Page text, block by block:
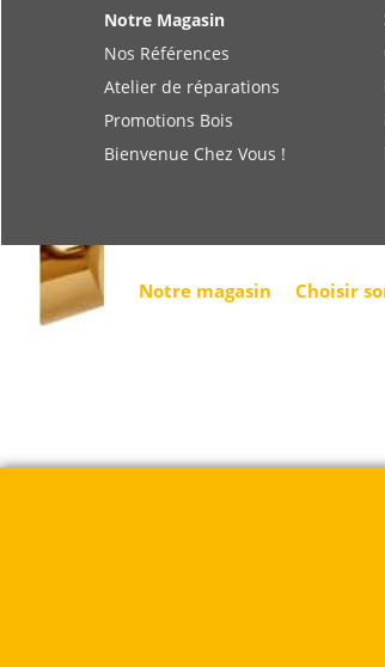
Promotions Bois
Bienvenue Chez Vous !